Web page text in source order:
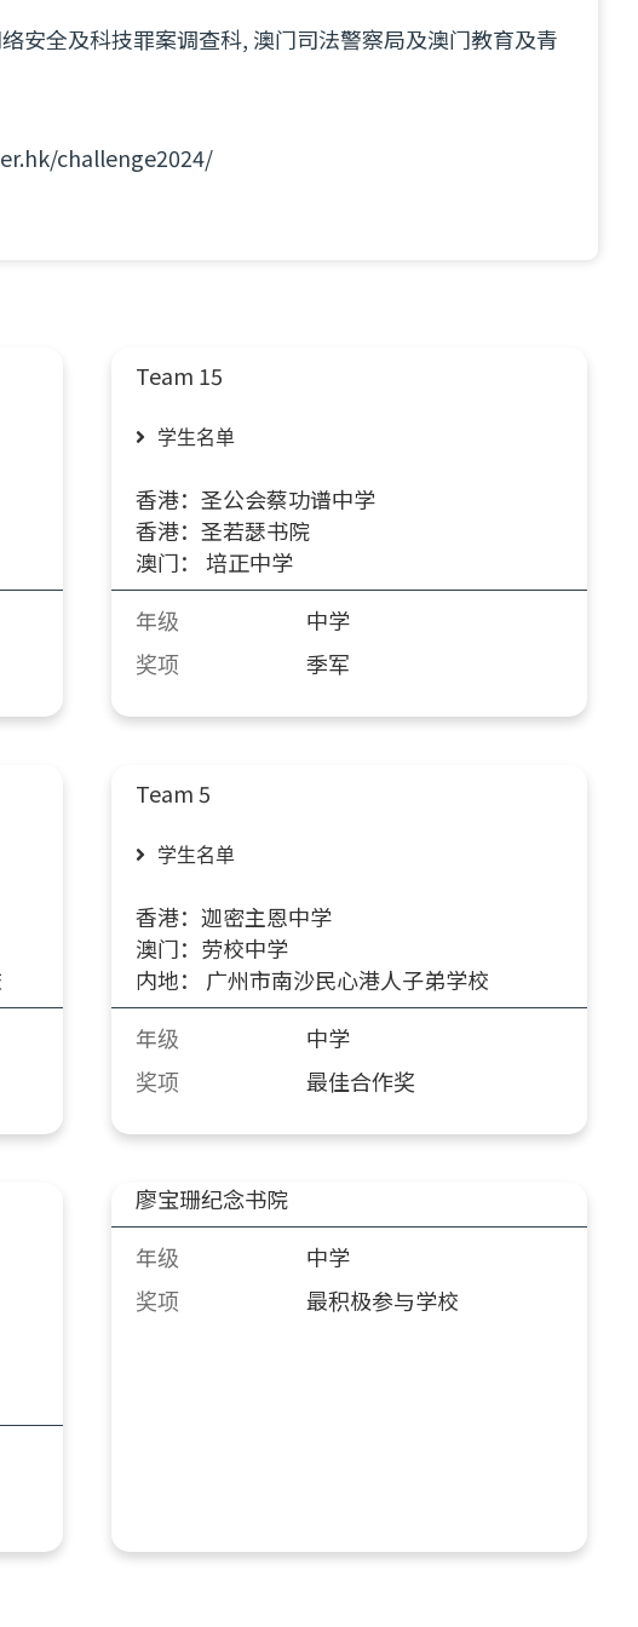
安全及科技罪案调查科, 澳门司法警察局及澳门教育及青
challenge2024/
Team 15
学生名单
香港：圣公会蔡功谱中学
香港：圣若瑟书院
澳门： 培正中学
年级
中学
奖项
季军
Team 5
学生名单
香港：迦密主恩中学
澳门：劳校中学
内地： 广州市南沙民心港人子弟学校
年级
中学
奖项
最佳合作奖
廖宝珊纪念书院
年级
中学
奖项
最积极参与学校